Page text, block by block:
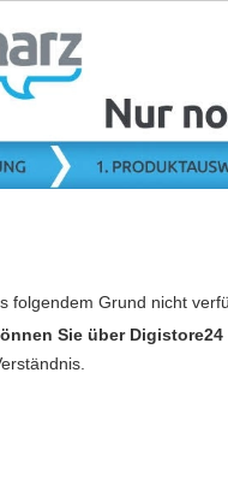
folgendem Grund nicht
Sie über